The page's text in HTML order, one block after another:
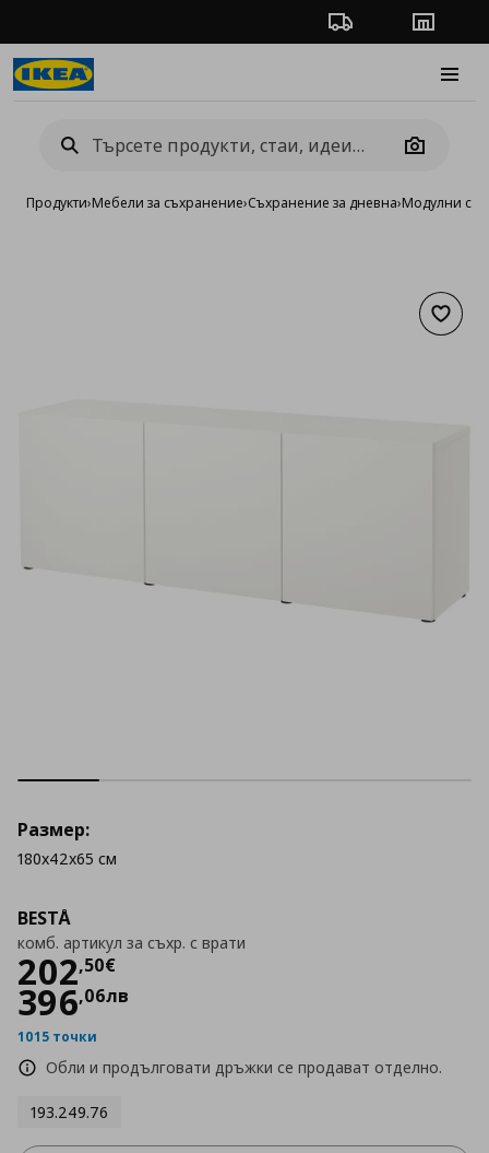
Проследяване на
Camera
Продукти›Мебели за съхранение›Съхранение за дневна›Модулни
BESTÅ
комб. артикул за съхр. с врати
202,50€
Цена
396,06лв
1015 точки
Обли и продълговати дръжки се продават отделно.
193.249.76
Размер:
180x42x65 см